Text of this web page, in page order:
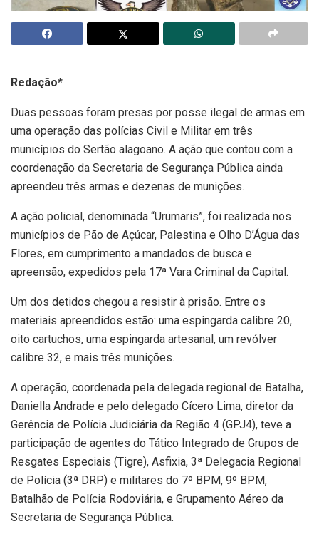
Redação*
Duas pessoas foram presas por posse ilegal de armas em
uma operação das polícias Civil e Militar em três
municípios do Sertão alagoano. A ação que contou com a
coordenação da Secretaria de Segurança Pública ainda
apreendeu três armas e dezenas de munições.
A ação policial, denominada “Urumaris”, foi realizada nos
municípios de Pão de Açúcar, Palestina e Olho D’Água das
Flores, em cumprimento a mandados de busca e
apreensão, expedidos pela 17ª Vara Criminal da Capital.
Um dos detidos chegou a resistir à prisão. Entre os
materiais apreendidos estão: uma espingarda calibre 20,
oito cartuchos, uma espingarda artesanal, um revólver
calibre 32, e mais três munições.
A operação, coordenada pela delegada regional de Batalha,
Daniella Andrade e pelo delegado Cícero Lima, diretor da
Gerência de Polícia Judiciária da Região 4 (GPJ4), teve a
participação de agentes do Tático Integrado de Grupos de
Resgates Especiais (Tigre), Asfixia, 3ª Delegacia Regional
de Polícia (3ª DRP) e militares do 7º BPM, 9º BPM,
Batalhão de Polícia Rodoviária, e Grupamento Aéreo da
Secretaria de Segurança Pública.